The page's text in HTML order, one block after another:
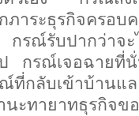
ภาระธุรกิจครอบ
กรณ์รับปากว่าจะ
กรณ์เจอฉายที่
ณ์ที่กลับเข้าบ้านแ
นะทายาทธุรกิจข